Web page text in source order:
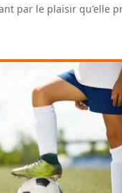
par le plaisir qu'elle